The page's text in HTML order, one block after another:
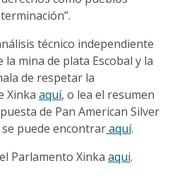
técnico independiente
mina de plata Escobal y la
de respetar la
Xinka aquí, o lea el resumen
de Pan American Silver
puede encontraraquí.
Parlamento Xinka aqui.